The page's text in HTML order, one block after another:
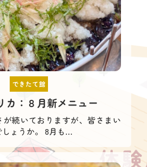
できたて館
カ：８月新メニュー
が続いておりますが、皆さまい
ょうか。 8月も…